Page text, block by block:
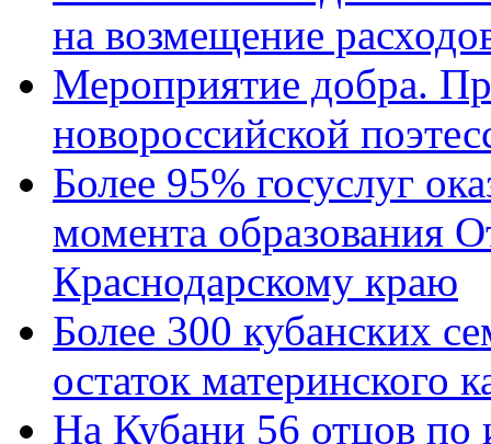
на возмещение
Мероприятие добра.
новороссийской
Более 95% госуслуг
момента образования
Краснодарскому краю
Более 300 кубанских
остаток материнского
На Кубани 56 отцов по